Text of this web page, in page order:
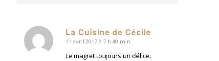
La Cuisine de Cécile
dit
:
11 avril 2017 à 7 h 40 min
Le magret toujours un délice.